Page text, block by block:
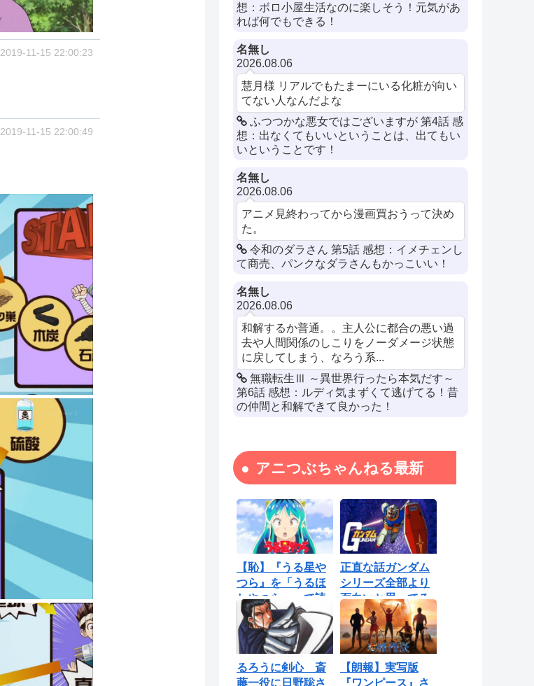
2019-11-15 22:00:23
2019-11-15 22:00:49
想：ボロ小屋生活なのに楽しそう！元気があ
れば何でもできる！
名無し
2026.08.06
慧月様 リアルでもたまーにいる化粧が向い
てない人なんだよな
ふつつかな悪女ではございますが 第4話 感
想：出なくてもいいということは、出てもい
いということです！
名無し
2026.08.06
アニメ見終わってから漫画買おうって決め
た。
令和のダラさん 第5話 感想：イメチェンし
て商売、パンクなダラさんもかっこいい！
名無し
2026.08.06
和解するか普通。。主人公に都合の悪い過
去や人間関係のしこりをノーダメージ状態
に戻してしまう、なろう系...
無職転生Ⅲ ～異世界行ったら本気だす～
第6話 感想：ルディ気まずくて逃げてる！昔
の仲間と和解できて良かった！
アニつぶちゃんねる最新
【恥】『うる星や
つら』を「うるほ
しやつら」って読
んでたわ…勘...
正直な話ガンダム
シリーズ全部より
面白いと思ってる
ロボットアニ...
るろうに剣心 斎
藤一役に日野聡さ
【朗報】実写版
『ワンピース』さ